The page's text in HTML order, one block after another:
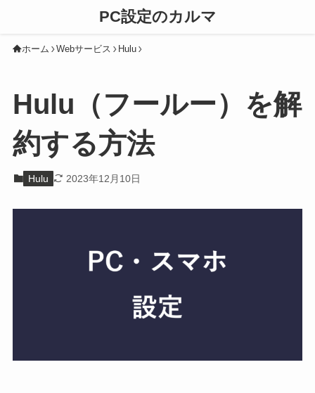
PC設定のカルマ
ホーム Webサービス Hulu
Hulu（フールー）を解
約する方法
Hulu 2023年12月10日